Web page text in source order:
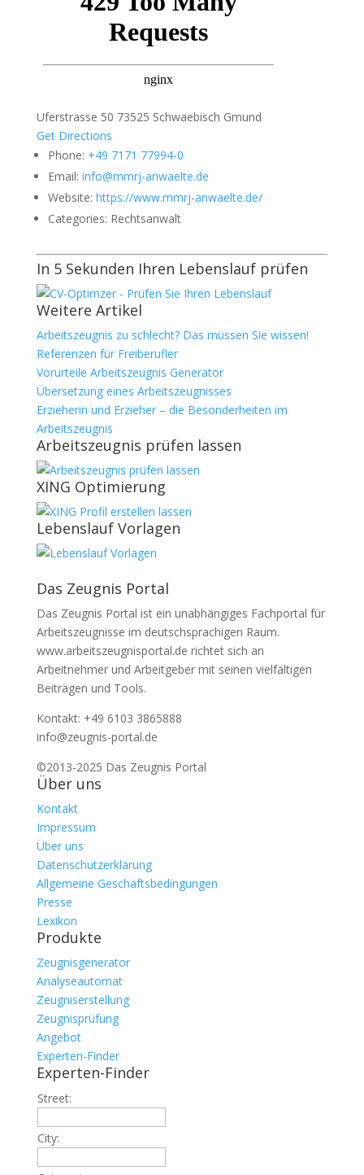
Uferstrasse 50 73525 Schwaebisch Gmund
Get Directions
Phone: +49 7171 77994-0
Email: info@mmrj-anwaelte.de
Website: https://www.mmrj-anwaelte.de/
Categories: Rechtsanwalt
In 5 Sekunden Ihren Lebenslauf prüfen
Weitere Artikel
Arbeitszeugnis zu schlecht? Das müssen Sie wissen!
Referenzen für Freiberufler
Vorurteile Arbeitszeugnis Generator
Übersetzung eines Arbeitszeugnisses
Erzieherin und Erzieher – die Besonderheiten im
Arbeitszeugnis
Arbeitszeugnis prüfen lassen
XING Optimierung
Lebenslauf Vorlagen
Das Zeugnis Portal
Das Zeugnis Portal ist ein unabhängiges Fachportal für
Arbeitszeugnisse im deutschsprachigen Raum.
www.arbeitszeugnisportal.de richtet sich an
Arbeitnehmer und Arbeitgeber mit seinen vielfältigen
Beiträgen und Tools.
Kontakt: +49 6103 3865888
info@zeugnis-portal.de
©2013-2025 Das Zeugnis Portal
Über uns
Kontakt
Impressum
Über uns
Datenschutzerklärung
Allgemeine Geschäftsbedingungen
Presse
Lexikon
Produkte
Zeugnisgenerator
Analyseautomat
Zeugniserstellung
Zeugnisprüfung
Angebot
Experten-Finder
Experten-Finder
Street:
City: